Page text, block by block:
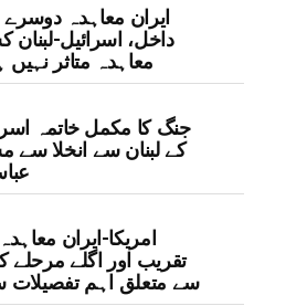
ایران معاہدہ
داخل، اسرائیل-
معاہدہ متاثر
جنگ کا مکمل خاتمہ
کے لبنان سے انخلا
امریکا-ایران
تقریب اور اگلے مرحلے
سے متعلق اہم تفصیلات